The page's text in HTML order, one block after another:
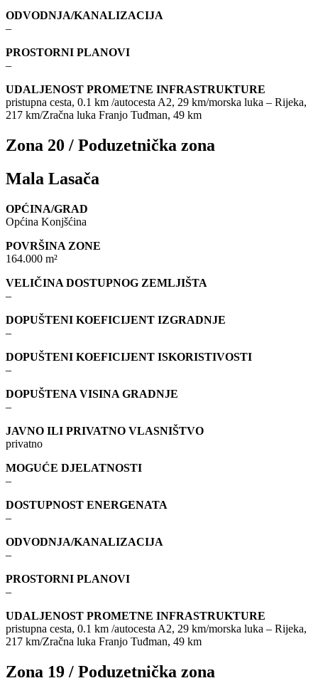
ODVODNJA/KANALIZACIJA
–
PROSTORNI PLANOVI
–
UDALJENOST PROMETNE INFRASTRUKTURE
pristupna cesta, 0.1 km /autocesta A2, 29 km/morska luka – Rijeka,
217 km/Zračna luka Franjo Tuđman, 49 km
Zona 20 / Poduzetnička zona
Mala Lasača
OPĆINA/GRAD
Općina Konjšćina
POVRŠINA ZONE
164.000 m²
VELIČINA DOSTUPNOG ZEMLJIŠTA
–
DOPUŠTENI KOEFICIJENT IZGRADNJE
–
DOPUŠTENI KOEFICIJENT ISKORISTIVOSTI
–
DOPUŠTENA VISINA GRADNJE
–
JAVNO ILI PRIVATNO VLASNIŠTVO
privatno
MOGUĆE DJELATNOSTI
–
DOSTUPNOST ENERGENATA
–
ODVODNJA/KANALIZACIJA
–
PROSTORNI PLANOVI
–
UDALJENOST PROMETNE INFRASTRUKTURE
pristupna cesta, 0.1 km /autocesta A2, 29 km/morska luka – Rijeka,
217 km/Zračna luka Franjo Tuđman, 49 km
Zona 19 / Poduzetnička zona